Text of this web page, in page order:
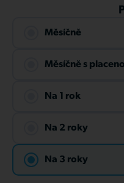
Měsíčně
Měsíčně s
Na 1 rok
Na 2 roky
Na 3 roky